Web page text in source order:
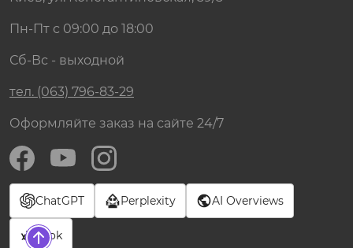
Пн-Пт с 09:00 до 18:00
Сб-Вс - выходной
тел. (063) 796-83-29
Оформляйте заказ на сайте 24/7
ChatGPT Perplexity AI Overviews
Grok